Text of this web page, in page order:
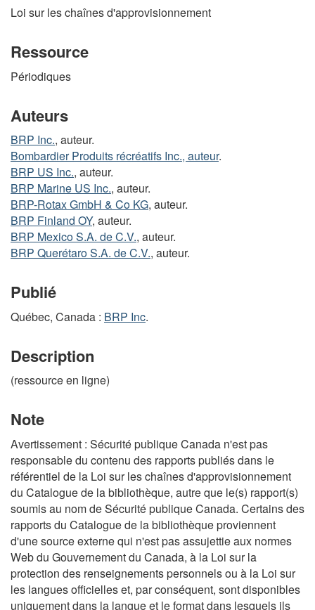
Loi sur les chaînes d'approvisionnement
Ressource
Périodiques
Auteurs
BRP Inc., auteur.
Bombardier Produits récréatifs Inc., auteur.
BRP US Inc., auteur.
BRP Marine US Inc., auteur.
BRP-Rotax GmbH & Co KG, auteur.
BRP Finland OY, auteur.
BRP Mexico S.A. de C.V., auteur.
BRP Querétaro S.A. de C.V., auteur.
Publié
Québec, Canada : BRP Inc.
Description
(ressource en ligne)
Note
Avertissement : Sécurité publique Canada n'est pas
responsable du contenu des rapports publiés dans le
référentiel de la Loi sur les chaînes d'approvisionnement
du Catalogue de la bibliothèque, autre que le(s) rapport(s)
soumis au nom de Sécurité publique Canada. Certains des
rapports du Catalogue de la bibliothèque proviennent
d'une source externe qui n'est pas assujettie aux normes
Web du Gouvernement du Canada, à la Loi sur la
protection des renseignements personnels ou à la Loi sur
les langues officielles et, par conséquent, sont disponibles
uniquement dans la langue et le format dans lesquels ils